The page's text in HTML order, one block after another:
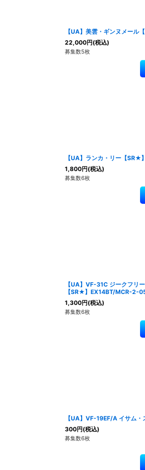
【UA】美雲・ギンヌメー
22,000円(税込)
募集数5枚
【UA】ランカ・リー【
1,800円(税込)
募集数6枚
【UA】VF-31C ジークフリ
【SR★】EX14BT/MCR-2-
1,300円(税込)
募集数6枚
【UA】VF-19EF/A イサム
300円(税込)
募集数6枚